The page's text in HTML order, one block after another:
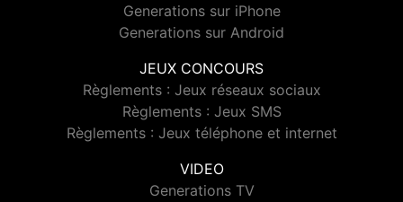
Generations sur iPhone
Generations sur Android
JEUX CONCOURS
Règlements : Jeux réseaux sociaux
Règlements : Jeux SMS
Règlements : Jeux téléphone et internet
VIDEO
Generations TV